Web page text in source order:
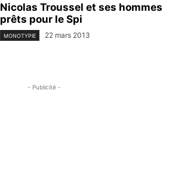
Nicolas Troussel et ses hommes
prêts pour le Spi
MONOTYPIE 22 mars 2013
- Publicité -